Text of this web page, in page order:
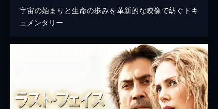
宇宙の始まりと生命の歩みを革新的な映像で紡ぐドキ
ュメンタリー